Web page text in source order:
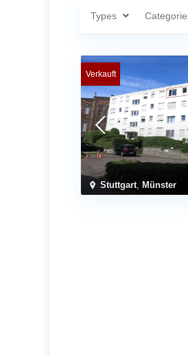
Types
Stuttgart, Münster
Verkauft